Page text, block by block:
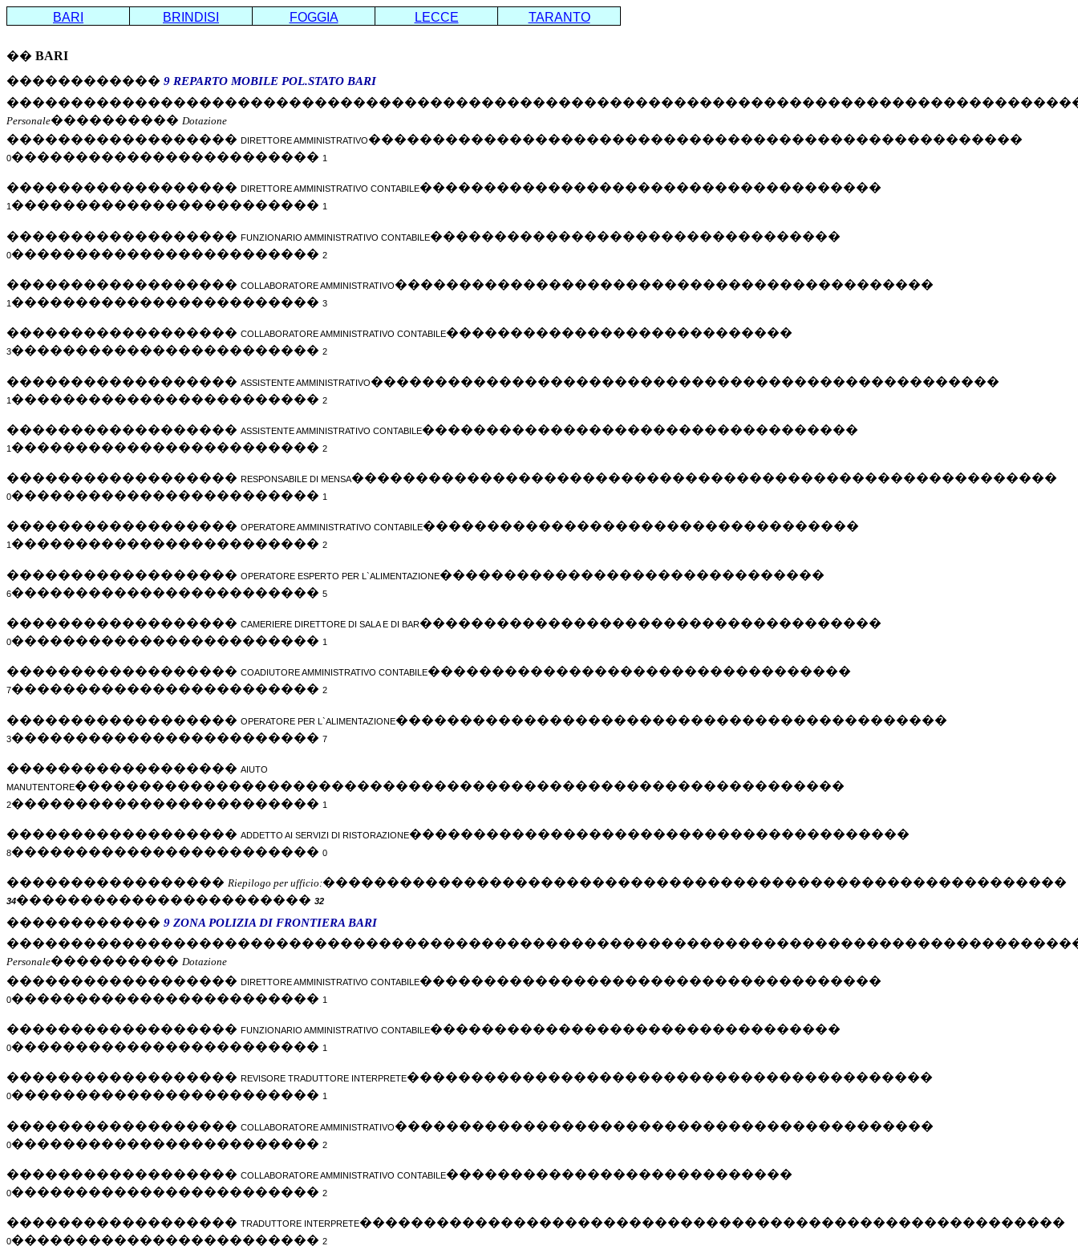
BARI BRINDISI FOGGIA LECCE TARANTO
�� BARI
������������ 9 REPARTO MOBILE POL.STATO BARI
Personale���������� Dotazione
������������������ DIRETTORE AMMINISTRATIVO���������������������������������������������������
0������������������������ 1
������������������ DIRETTORE AMMINISTRATIVO CONTABILE������������������������������������
1 ������������������������ 1
������������������ FUNZIONARIO AMMINISTRATIVO CONTABILE��������������������������������
0������������������������ 2
������������������ COLLABORATORE AMMINISTRATIVO������������������������������������������
1 ������������������������ 3
������������������ COLLABORATORE AMMINISTRATIVO CONTABILE���������������������������
3������������������������ 2
������������������ ASSISTENTE AMMINISTRATIVO�������������������������������������������������
1 ������������������������ 2
������������������ ASSISTENTE AMMINISTRATIVO CONTABILE����������������������������������
1 ������������������������ 2
������������������ RESPONSABILE DI MENSA�������������������������������������������������������
0������������������������ 1
������������������ OPERATORE AMMINISTRATIVO CONTABILE����������������������������������
1������������������������ 2
������������������ OPERATORE ESPERTO PER L`ALIMENTAZIONE������������������������������
6������������������������ 5
������������������ CAMERIERE DIRETTORE DI SALA E DI BAR������������������������������������
0������������������������ 1
������������������ COADIUTORE AMMINISTRATIVO CONTABILE���������������������������������
7������������������������ 2
������������������ OPERATORE PER L`ALIMENTAZIONE�������������������������������������������
3������������������������ 7
������������������ AIUTO
MANUTENTORE������������������������������������������������������������
2������������������������ 1
������������������ ADDETTO AI SERVIZI DI RISTORAZIONE���������������������������������������
8������������������������ 0
����������������� Riepilogo per ufficio:����������������������������������������������������������
34����������������������� 32
������������ 9 ZONA POLIZIA DI FRONTIERA BARI
Personale���������� Dotazione
������������������ DIRETTORE AMMINISTRATIVO CONTABILE������������������������������������
0������������������������ 1
������������������ FUNZIONARIO AMMINISTRATIVO CONTABILE��������������������������������
0������������������������ 1
������������������ REVISORE TRADUTTORE INTERPRETE�����������������������������������������
0������������������������ 1
������������������ COLLABORATORE AMMINISTRATIVO������������������������������������������
0������������������������ 2
������������������ COLLABORATORE AMMINISTRATIVO CONTABILE���������������������������
0������������������������ 2
������������������ TRADUTTORE INTERPRETE�������������������������������������������������������
0������������������������ 2